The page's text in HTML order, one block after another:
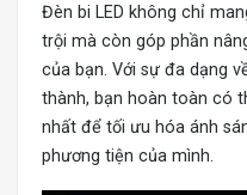
Đèn bi LED không chỉ
trội mà còn góp phần
của bạn. Với sự đa dạng
thành, bạn hoàn toàn có
nhất để tối ưu hóa ánh
phương tiện của mình.